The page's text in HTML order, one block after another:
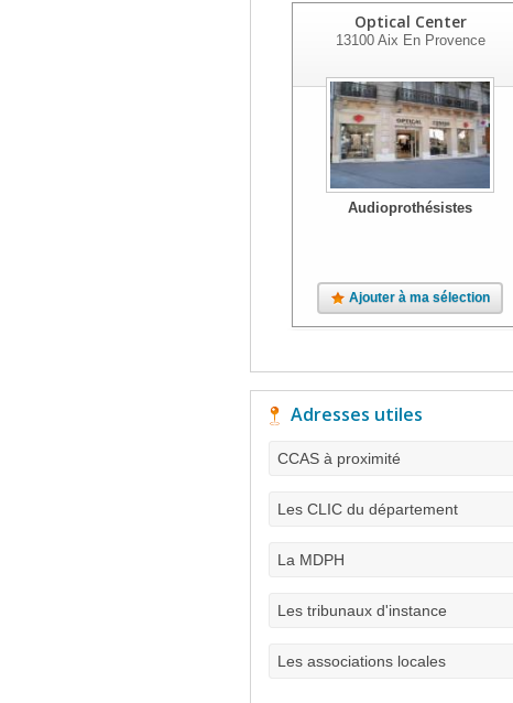
Optical Center
13100Aix En Provence
Audioprothésistes
Ajouter à ma sélection
Adresses utiles
CCAS à proximité
Les CLIC du département
La MDPH
Les tribunaux d'instance
Les associations locales